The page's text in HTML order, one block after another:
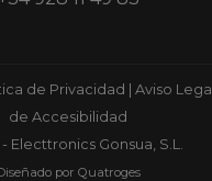
de Privacidad Aviso Legal
de Accesibilidad
Electtronics Gonsua, S.L.
por Quatroges